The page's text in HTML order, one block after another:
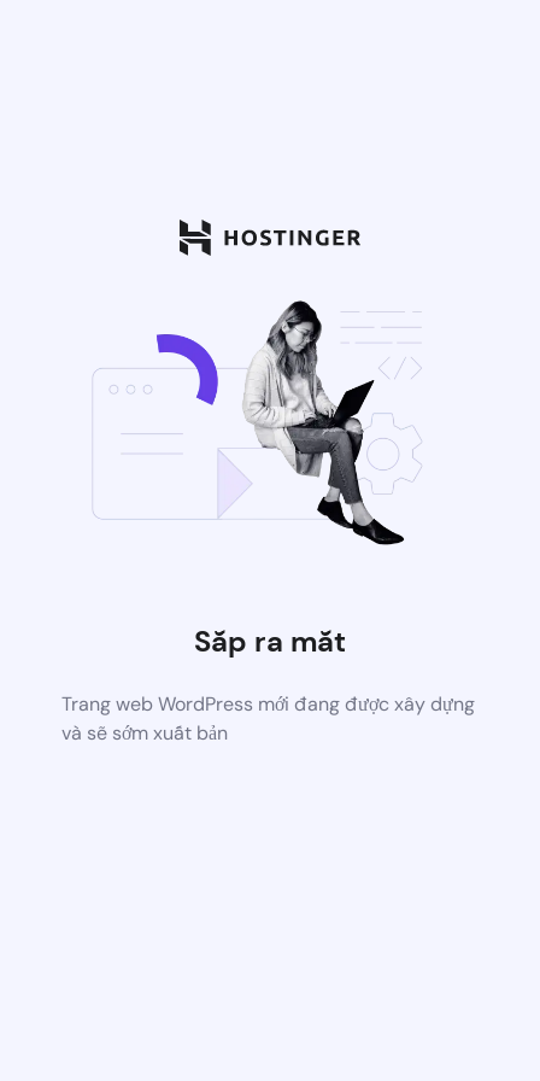
Sắp ra mắt
Trang web WordPress mới đang được xây dựng
và sẽ sớm xuất bản